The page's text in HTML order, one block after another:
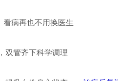
看病再也不用换医生
双管齐下科学调理